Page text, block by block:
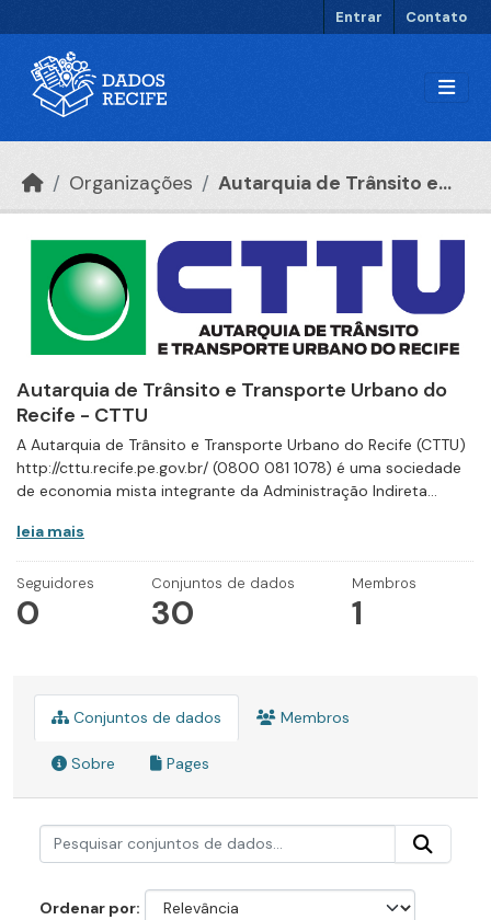
Entrar Contato
Organizações Autarquia de Trânsito e...
Autarquia de Trânsito e Transporte Urbano do
Recife - CTTU
A Autarquia de Trânsito e Transporte Urbano do Recife (CTTU)
http://cttu.recife.pe.gov.br/ (0800 081 1078) é uma sociedade
de economia mista integrante da Administração Indireta...
leia mais
Seguidores
0
Conjuntos de dados
30
Membros
1
Conjuntos de dados Membros
Sobre Pages
Ordenar por